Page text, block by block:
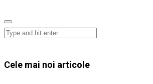
Cele mai noi articole